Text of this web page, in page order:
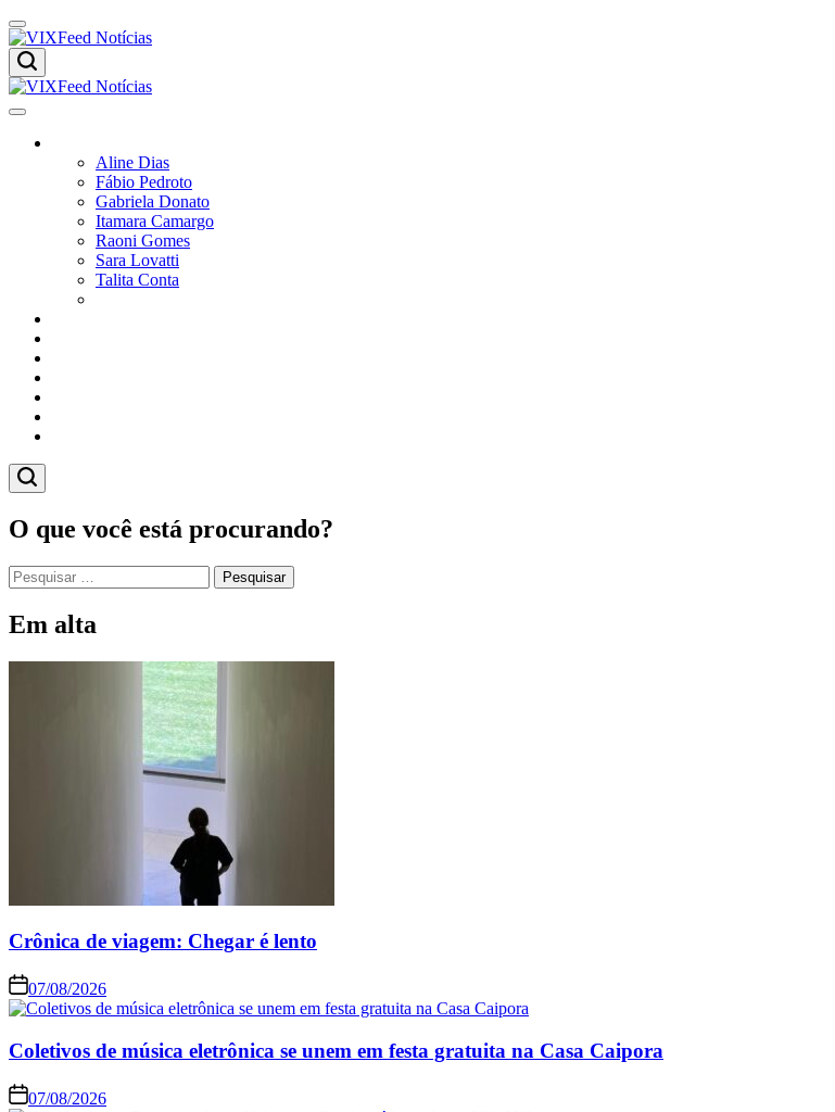
Aline Dias
Fábio Pedroto
Gabriela Donato
Itamara Camargo
Raoni Gomes
Sara Lovatti
Talita Conta
O que você está procurando?
Em alta
Crônica de viagem: Chegar é lento
07/08/2026
Coletivos de música eletrônica se unem em festa gratuita na Casa Caipora
07/08/2026